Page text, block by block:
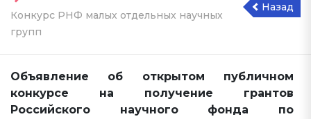
Конкурс РНФ малых отдельных научных
групп
Назад
Объявление об открытом публичном
конкурсе на получение грантов
Российского научного фонда по